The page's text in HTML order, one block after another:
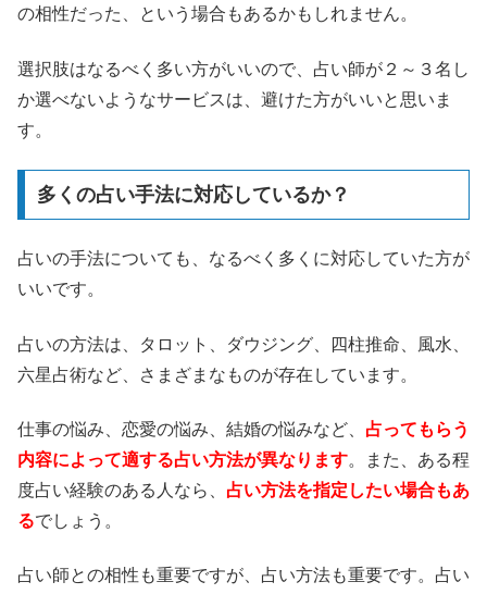
の相性だった、という場合もあるかもしれません。
選択肢はなるべく多い方がいいので、占い師が２～３名し
か選べないようなサービスは、避けた方がいいと思いま
す。
多くの占い手法に対応しているか？
占いの手法についても、なるべく多くに対応していた方が
いいです。
占いの方法は、タロット、ダウジング、四柱推命、風水、
六星占術など、さまざまなものが存在しています。
仕事の悩み、恋愛の悩み、結婚の悩みなど、 占ってもらう
内容によって適する占い方法が異なります。また、ある程
度占い経験のある人なら、 占い方法を指定したい場合もあ
るでしょう。
占い師との相性も重要ですが、占い方法も重要です。占い